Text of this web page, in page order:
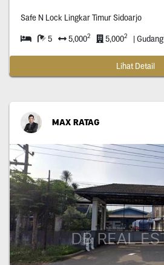
Safe N Lock Lingkar Timur Sidoarjo
5 5,0002 5,0002 | Gudang
Lihat Detail
MAX RATAG